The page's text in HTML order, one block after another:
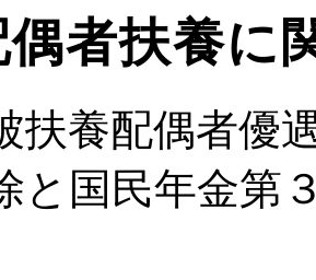
偶者扶養に
扶養配偶者優
と国民年金第